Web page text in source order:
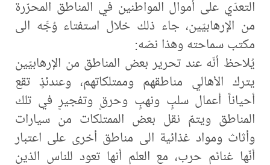
التعدّي على أموال المواطنين في المناطق المحرّرة
من الإرهابيّين، جاء ذلك خلال استفتاء وُجِّه الى
مكتب سماحته وهذا نصّه:
يُلاحظ أنّه عند تحرير بعض المناطق من الإرهابيّين
يترك الأهالي مناطقهم وممتلكاتهم، وعندئذٍ تقع
أحياناً أعمال سلبٍ ونهبٍ وحرقٍ وتفجيرٍ في تلك
المناطق ويتمّ نقل بعض الممتلكات من سيارات
وأثاث ومواد غذائية الى مناطق أخرى على اعتبار
أنّها غنائم حرب، مع العلم أنها تعود للناس الذين